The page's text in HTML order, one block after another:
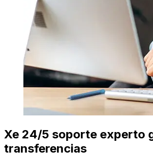
Xe 24/5 soporte experto
transferencias